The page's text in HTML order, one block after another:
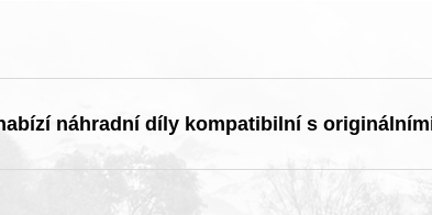
náhradní díly kompatibilní s